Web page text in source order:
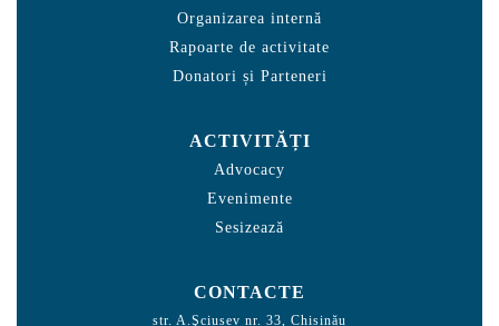
Organizarea internă
Rapoarte de activitate
Donatori și Parteneri
ACTIVITĂȚI
Advocacy
Evenimente
Sesizează
CONTACTE
str. A.Şciusev nr. 33, Chișinău